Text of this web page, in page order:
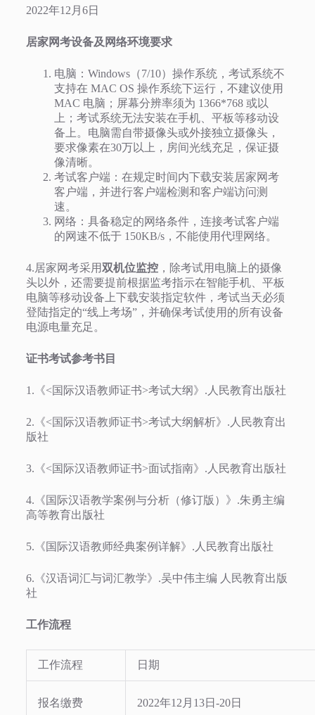
2022年12月6日
居家网考设备及网络环境要求
电脑：Windows（7/10）操作系统，考试系统不
支持在 MAC OS 操作系统下运行，不建议使用
MAC 电脑；屏幕分辨率须为 1366*768 或以
上；考试系统无法安装在手机、平板等移动设
备上。电脑需自带摄像头或外接独立摄像头，
要求像素在30万以上，房间光线充足，保证摄
像清晰。
考试客户端：在规定时间内下载安装居家网考
客户端，并进行客户端检测和客户端访问测
速。
网络：具备稳定的网络条件，连接考试客户端
的网速不低于 150KB/s，不能使用代理网络。
4.居家网考采用双机位监控，除考试用电脑上的摄像
头以外，还需要提前根据监考指示在智能手机、平板
电脑等移动设备上下载安装指定软件，考试当天必须
登陆指定的“线上考场”，并确保考试使用的所有设备
电源电量充足。
证书考试参考书目
1.《<国际汉语教师证书>考试大纲》.人民教育出版社
2.《<国际汉语教师证书>考试大纲解析》.人民教育出
版社
3.《<国际汉语教师证书>面试指南》.人民教育出版社
4.《国际汉语教学案例与分析（修订版）》.朱勇主编
高等教育出版社
5.《国际汉语教师经典案例详解》.人民教育出版社
6.《汉语词汇与词汇教学》.吴中伟主编 人民教育出版
社
工作流程
工作流程 日期
报名缴费 2022年12月13日-20日